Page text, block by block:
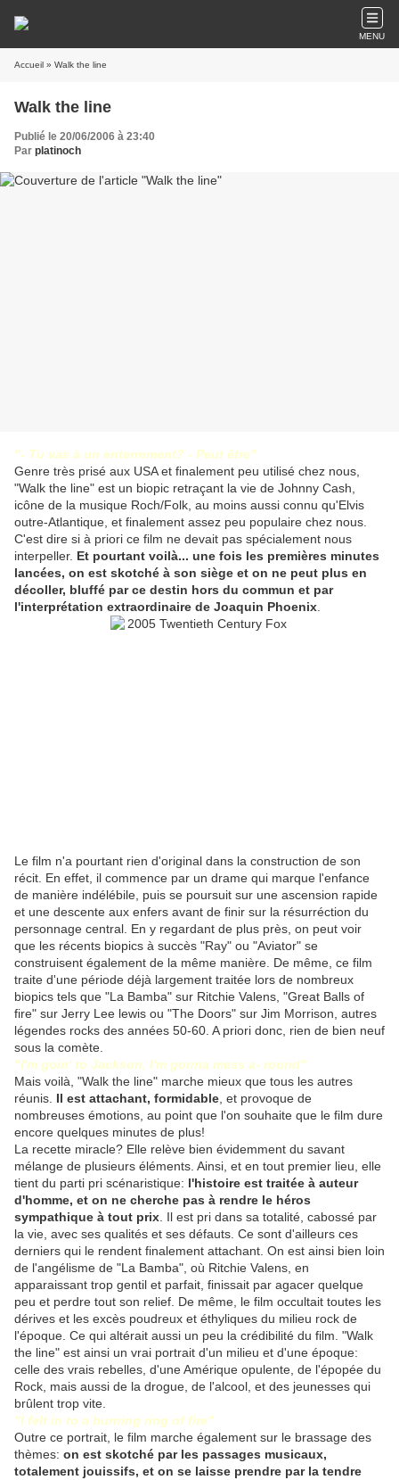
MENU
Accueil » Walk the line
Walk the line
Publié le 20/06/2006 à 23:40
Par platinoch
"- Tu vas à un enterrement? - Peut être"
Genre très prisé aux USA et finalement peu utilisé chez nous,
"Walk the line" est un biopic retraçant la vie de Johnny Cash,
icône de la musique Roch/Folk, au moins aussi connu qu'Elvis
outre-Atlantique, et finalement assez peu populaire chez nous.
C'est dire si à priori ce film ne devait pas spécialement nous
interpeller. Et pourtant voilà... une fois les premières minutes
lancées, on est skotché à son siège et on ne peut plus en
décoller, bluffé par ce destin hors du commun et par
l'interprétation extraordinaire de Joaquin Phoenix
Le film n'a pourtant rien d'original dans la construction de son
récit. En effet, il commence par un drame qui marque l'enfance
de manière indélébile, puis se poursuit sur une ascension rapide
et une descente aux enfers avant de finir sur la résurréction du
personnage central. En y regardant de plus près, on peut voir
que les récents biopics à succès "Ray" ou "Aviator" se
construisent également de la même manière. De même, ce film
traite d'une période déjà largement traitée lors de nombreux
biopics tels que "La Bamba" sur Ritchie Valens, "Great Balls of
fire" sur Jerry Lee lewis ou "The Doors" sur Jim Morrison, autres
légendes rocks des années 50-60. A priori donc, rien de bien neuf
sous la comète.
"I'm goin' to Jackson, I'm gonna mess a- round"
Mais voilà, "Walk the line" marche mieux que tous les autres
réunis. Il est attachant, formidable , et provoque de
nombreuses émotions, au point que l'on souhaite que le film dure
encore quelques minutes de plus!
La recette miracle? Elle relève bien évidemment du savant
mélange de plusieurs éléments. Ainsi, et en tout premier lieu, elle
tient du parti pri scénaristique: l'histoire est traitée à auteur
d'homme, et on ne cherche pas à rendre le héros
sympathique à tout prix . Il est pri dans sa totalité, cabossé par
la vie, avec ses qualités et ses défauts. Ce sont d'ailleurs ces
derniers qui le rendent finalement attachant. On est ainsi bien loin
de l'angélisme de "La Bamba", où Ritchie Valens, en
apparaissant trop gentil et parfait, finissait par agacer quelque
peu et perdre tout son relief. De même, le film occultait toutes les
dérives et les excès poudreux et éthyliques du milieu rock de
l'époque. Ce qui altérait aussi un peu la crédibilité du film. "Walk
the line" est ainsi un vrai portrait d'un milieu et d'une époque:
celle des vrais rebelles, d'une Amérique opulente, de l'épopée du
Rock, mais aussi de la drogue, de l'alcool, et des jeunesses qui
brûlent trop vite.
"I felt in to a burning ring of fire"
Outre ce portrait, le film marche également sur le brassage des
thèmes: on est skotché par les passages musicaux,
totalement jouissifs, et on se laisse prendre par la tendre